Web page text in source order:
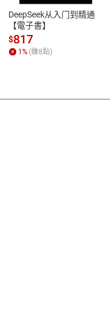
性
參
13:00-17:00 (國
客服電話：
DeepSeek从入门到精通
【電子書】
$817
1% (賺8點)